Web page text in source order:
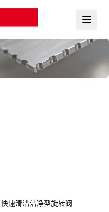
快速清洁洁净型旋转阀